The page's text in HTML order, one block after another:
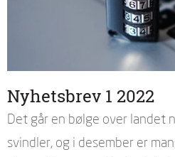
Nyhetsbrev 1 2022
Det går en bølge over landet
svindler, og i desember er